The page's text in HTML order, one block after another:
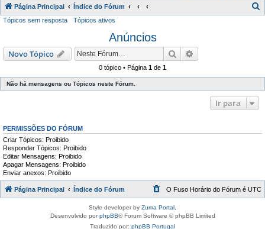
Página Principal Índice do Fórum
i
s
Tópicos sem resposta Tópicos ativos
Anúncios
Novo Tópico Pesquisar
0 tópico • Página 1 de 1
Não há mensagens ou Tópicos neste Fórum.
Ir para
PERMISSÕES DO FÓRUM
Criar Tópicos: Proibido
Responder Tópicos: Proibido
Editar Mensagens: Proibido
Apagar Mensagens: Proibido
Enviar anexos: Proibido
Página Principal Índice do Fórum O Fuso Horário do Fórum é UTC
Style developer by Zuma Portal
Desenvolvido porphpBB® Forum Software © phpBB Limited
Traduzido por: phpBB Portugal